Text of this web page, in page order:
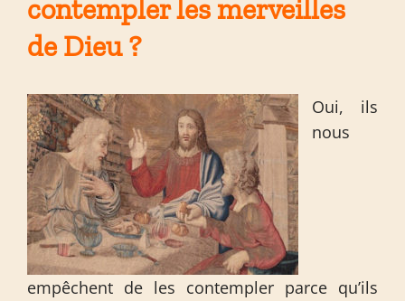
contempler les merveilles
de Dieu ?
Oui, ils
nous
empêchent de les contempler parce qu’ils